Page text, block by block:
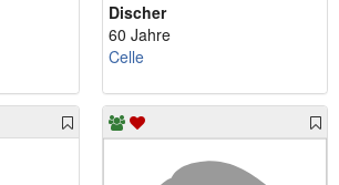
Discher
60 Jahre
Celle